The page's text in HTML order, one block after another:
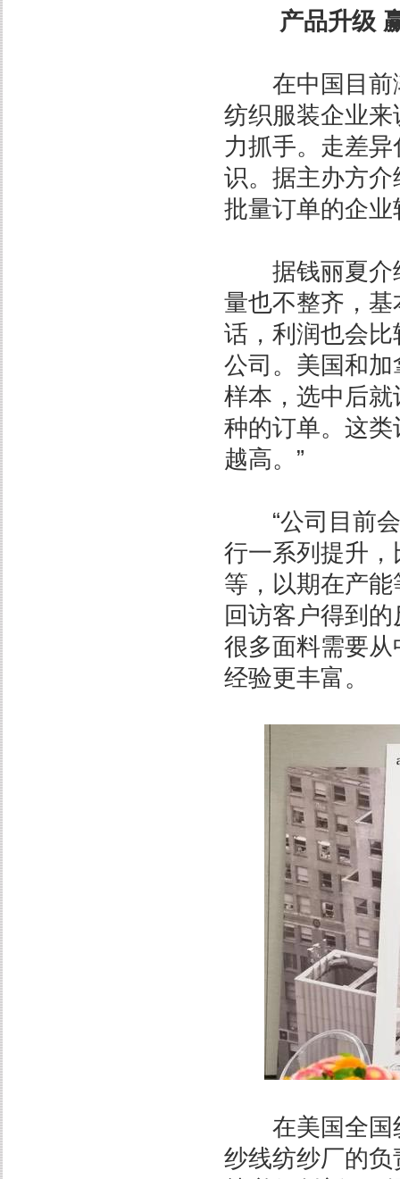
产品升级
在中国目前渐
纺织服装企业
力抓手。走差
识。据主办方
批量订单的企
据钱丽夏介绍
量也不整齐，
话，利润也会
公司。美国和
样本，选中后
种的订单。这
越高。”
“公司目前会
行一系列提升
等，以期在产
回访客户得到
很多面料需要
经验更丰富。
在美国全国纺
纱线纺纱厂的